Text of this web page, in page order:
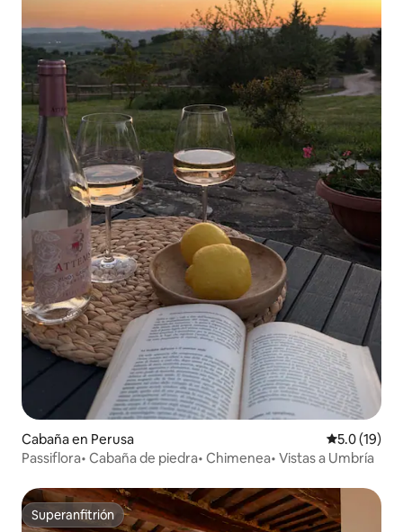
Cabaña en Perusa Calificación
5.0 (19)
Passiflora• Cabaña de piedra• Chimenea• Vistas a Umbría
Superanfitrión
Superanfitrión